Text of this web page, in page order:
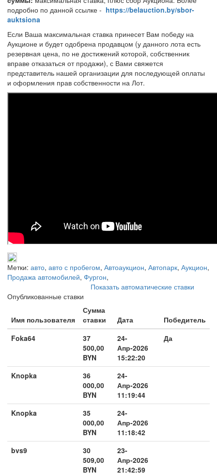
подробно по данной ссылке - https://belauction.by/sbor-
auktsiona
Если Ваша максимальная ставка принесет Вам победу на
Аукционе и будет одобрена продавцом (у данного лота есть
резервная цена, по не достижений которой, собственник
вправе отказаться от продажи), с Вами свяжется
представитель нашей организации для последующей оплаты
и оформления прав собственности на Лот.
Метки: авто, авто с пробегом, Автоаукцион, Автопарк, Аукцион,
Продажа автомобилей, Фургон,
Показать автоматические ставки
Опубликованные ставки
Имя пользователя
Сумма
ставки
Дата
Победитель
Foka64
37
500,00
BYN
24-
Апр-2026
15:22:20
Да
Knopka
36
000,00
BYN
24-
Апр-2026
11:19:44
Knopka
35
000,00
BYN
24-
Апр-2026
11:18:42
bvs9
30
509,00
BYN
23-
Апр-2026
21:42:59